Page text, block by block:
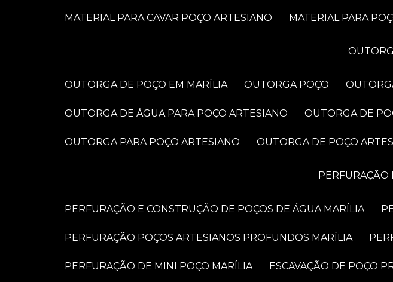
MATERIAL PARA CAVAR POÇO ARTESIANO MATERIAL PARA
OUTORGA DE POÇO EM MARÍLIA OUTORGA POÇO
OUTORGA DE ÁGUA PARA POÇO ARTESIANO OUTORGA DE
OUTORGA PARA POÇO ARTESIANO OUTORGA DE POÇO
PERFURAÇÃO E CONSTRUÇÃO DE POÇOS DE ÁGUA MARÍLIA
PERFURAÇÃO POÇOS ARTESIANOS PROFUNDOS MARÍLIA
PERFURAÇÃO DE MINI POÇO MARÍLIA ESCAVAÇÃO DE POÇO